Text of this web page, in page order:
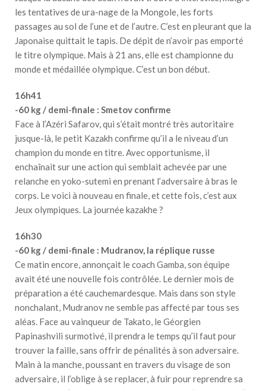
les tentatives de ura-nage de la Mongole, les forts
passages au sol de l’une et de l’autre. C’est en pleurant que la
Japonaise quittait le tapis. De dépit de n’avoir pas emporté
le titre olympique. Mais à 21 ans, elle est championne du
monde et médaillée olympique. C’est un bon début.
16h41
-60 kg / demi-finale : Smetov confirme
Face à l’Azéri Safarov, qui s’était montré très autoritaire
jusque-là, le petit Kazakh confirme qu’il a le niveau d’un
champion du monde en titre. Avec opportunisme, il
enchaînait sur une action qui semblait achevée par une
relanche en yoko-sutemi en prenant l’adversaire à bras le
corps. Le voici à nouveau en finale, et cette fois, c’est aux
Jeux olympiques. La journée kazakhe ?
16h30
-60 kg / demi-finale : Mudranov, la réplique russe
Ce matin encore, annonçait le coach Gamba, son équipe
avait été une nouvelle fois contrôlée. Le dernier mois de
préparation a été cauchemardesque. Mais dans son style
nonchalant, Mudranov ne semble pas affecté par tous ses
aléas. Face au vainqueur de Takato, le Géorgien
Papinashvili surmotivé, il prendra le temps qu’il faut pour
trouver la faille, sans offrir de pénalités à son adversaire.
Main à la manche, poussant en travers du visage de son
adversaire, il l’oblige à se replacer, à fuir pour reprendre sa